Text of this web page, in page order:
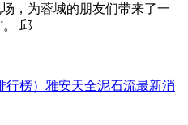
，为蓉城的朋友们带来了一
。 邱